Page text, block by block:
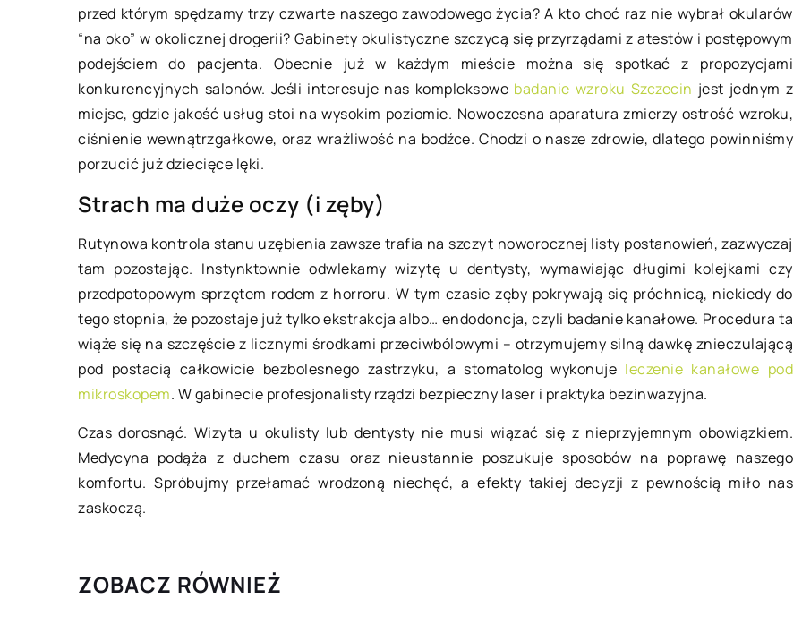
przed którym spędzamy trzy czwarte naszego zawodowego życia? A kto choć raz nie wybrał okularów
“na oko” w okolicznej drogerii? Gabinety okulistyczne szczycą się przyrządami z atestów i postępowym
podejściem do pacjenta. Obecnie już w każdym mieście można się spotkać z propozycjami
konkurencyjnych salonów. Jeśli interesuje nas kompleksowe badanie wzroku Szczecin jest jednym z
miejsc, gdzie jakość usług stoi na wysokim poziomie. Nowoczesna aparatura zmierzy ostrość wzroku,
ciśnienie wewnątrzgałkowe, oraz wrażliwość na bodźce. Chodzi o nasze zdrowie, dlatego powinniśmy
porzucić już dziecięce lęki.
Strach ma duże oczy (i zęby)
Rutynowa kontrola stanu uzębienia zawsze trafia na szczyt noworocznej listy postanowień, zazwyczaj
tam pozostając. Instynktownie odwlekamy wizytę u dentysty, wymawiając długimi kolejkami czy
przedpotopowym sprzętem rodem z horroru. W tym czasie zęby pokrywają się próchnicą, niekiedy do
tego stopnia, że pozostaje już tylko ekstrakcja albo… endodoncja, czyli badanie kanałowe. Procedura ta
wiąże się na szczęście z licznymi środkami przeciwbólowymi – otrzymujemy silną dawkę znieczulającą
pod postacią całkowicie bezbolesnego zastrzyku, a stomatolog wykonuje leczenie kanałowe pod
mikroskopem. W gabinecie profesjonalisty rządzi bezpieczny laser i praktyka bezinwazyjna.
Czas dorosnąć. Wizyta u okulisty lub dentysty nie musi wiązać się z nieprzyjemnym obowiązkiem.
Medycyna podąża z duchem czasu oraz nieustannie poszukuje sposobów na poprawę naszego
komfortu. Spróbujmy przełamać wrodzoną niechęć, a efekty takiej decyzji z pewnością miło nas
zaskoczą.
ZOBACZ RÓWNIEŻ
Jakie mięso dla psa jest
najzdrowsze?
Metod i przekonań dotyczących
prawidłowego żywienia psa jest
naprawdę wiele. Większość osób
decyduje się karmić swojego
karmą […]
Jaki rodzaj makijażu jest
najtrwalszy?
Charakter makijażu zmieniał się na
przestrzeni każdego wieku. Zależnie
od aktualnie panujących trendów i